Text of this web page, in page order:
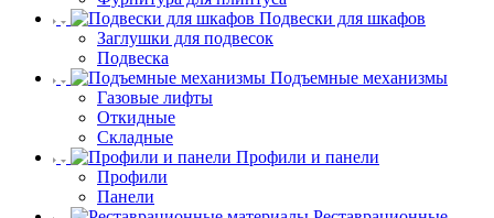
Подвески для шкафов
Заглушки для подвесок
Подвеска
Подъемные механизмы
Газовые лифты
Откидные
Складные
Профили и панели
Профили
Панели